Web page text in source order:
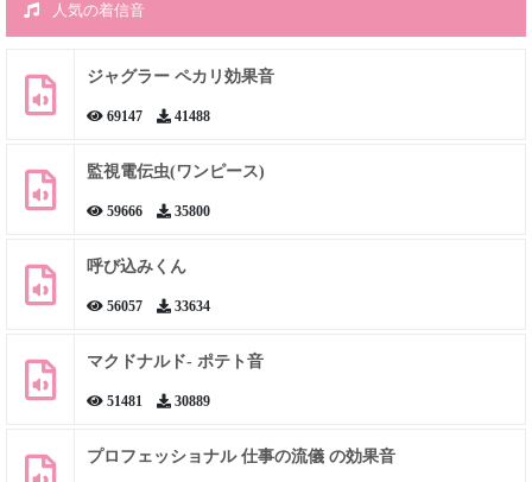
人気の着信音
ジャグラー ペカリ効果音
69147 41488
監視電伝虫(ワンピース)
59666 35800
呼び込みくん
56057 33634
マクドナルド- ポテト音
51481 30889
プロフェッショナル 仕事の流儀 の効果音